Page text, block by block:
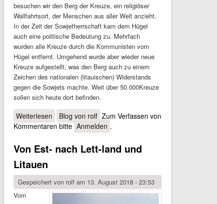
besuchen wir den Berg der Kreuze, ein religiöser
Wallfahrtsort, der Menschen aus aller Welt anzieht.
In der Zeit der Sowjetherrschaft kam dem Hügel
auch eine politische Bedeutung zu. Mehrfach
wurden alle Kreuze durch die Kommunisten vom
Hügel entfernt. Umgehend wurde aber wieder neue
Kreuze aufgestellt, was den Berg auch zu einem
Zeichen des nationalen (litauischen) Widerstands
gegen die Sowjets machte. Weit über 50.000Kreuze
sollen sich heute dort befinden.
Weiterlesen über Zurück in D-Land
Blog von rolf Zum Verfassen von
Kommentaren bitte Anmelden .
Von Est- nach Lett-land und
Litauen
Gespeichert von rolfam 13. August 2018 - 23:53
Vom